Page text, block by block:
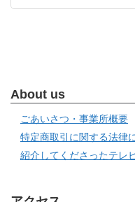
About us
ごあいさつ・事業所概要
特定商取引に関する法律
紹介してくださったテレ